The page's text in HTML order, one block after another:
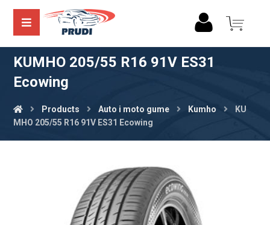
KUMHO 205/55 R16 91V ES31
Ecowing
Products Auto i moto gume Kumho
KU
MHO 205/55 R16 91V ES31 Ecowing